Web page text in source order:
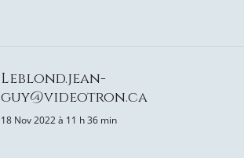
Leblond.jean-
guy@videotron.ca
18 Nov 2022 à 11 h 36 min